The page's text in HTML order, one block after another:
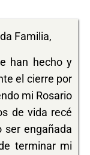
Familia,
han hecho y
el cierre por
mi Rosario
de vida recé
ser engañada
terminar mi